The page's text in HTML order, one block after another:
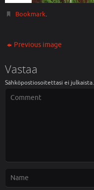
Bookmark.
Previous image
Vastaa
Sähköpostiosoitettasi ei julkaista.